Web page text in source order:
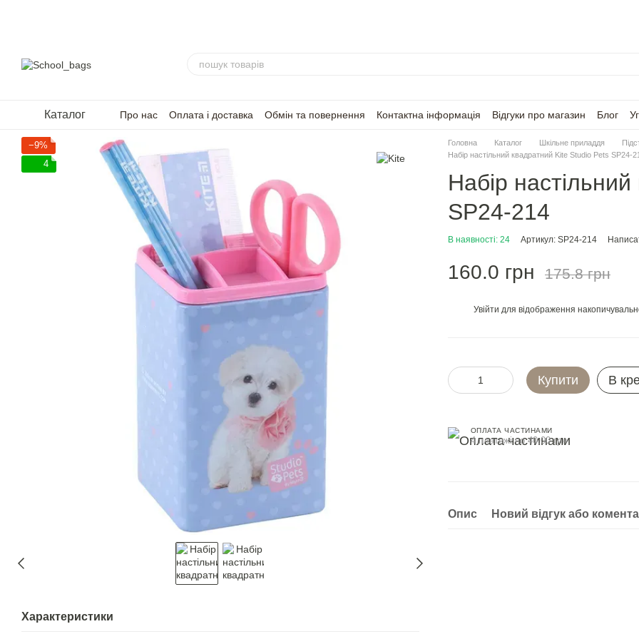
Каталог Про нас Оплата і доставка Обмін та повернення Контактна інформація Відгуки про магазин Блог
−9%
4
Характеристики
Головна Каталог Шкільне приладдя
Набір настільний квадратний Kite Studio Pets SP24-
Набір
SP24-214
В наявності: 24 Артикул: SP24-214
160.0 грн 175.8 грн
Увійти для відображення
Купити В
ОПЛАТА ЧАСТИНАМИ
4 платежі по 40.00 грн
Опис Новий відгук або